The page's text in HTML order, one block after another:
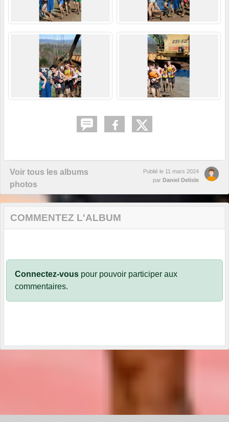
Voir tous les albums
photos
Publié le 11 mars 2024
par Daniel Delisle
COMMENTEZ L'ALBUM
Connectez-vous pour pouvoir participer aux
commentaires.